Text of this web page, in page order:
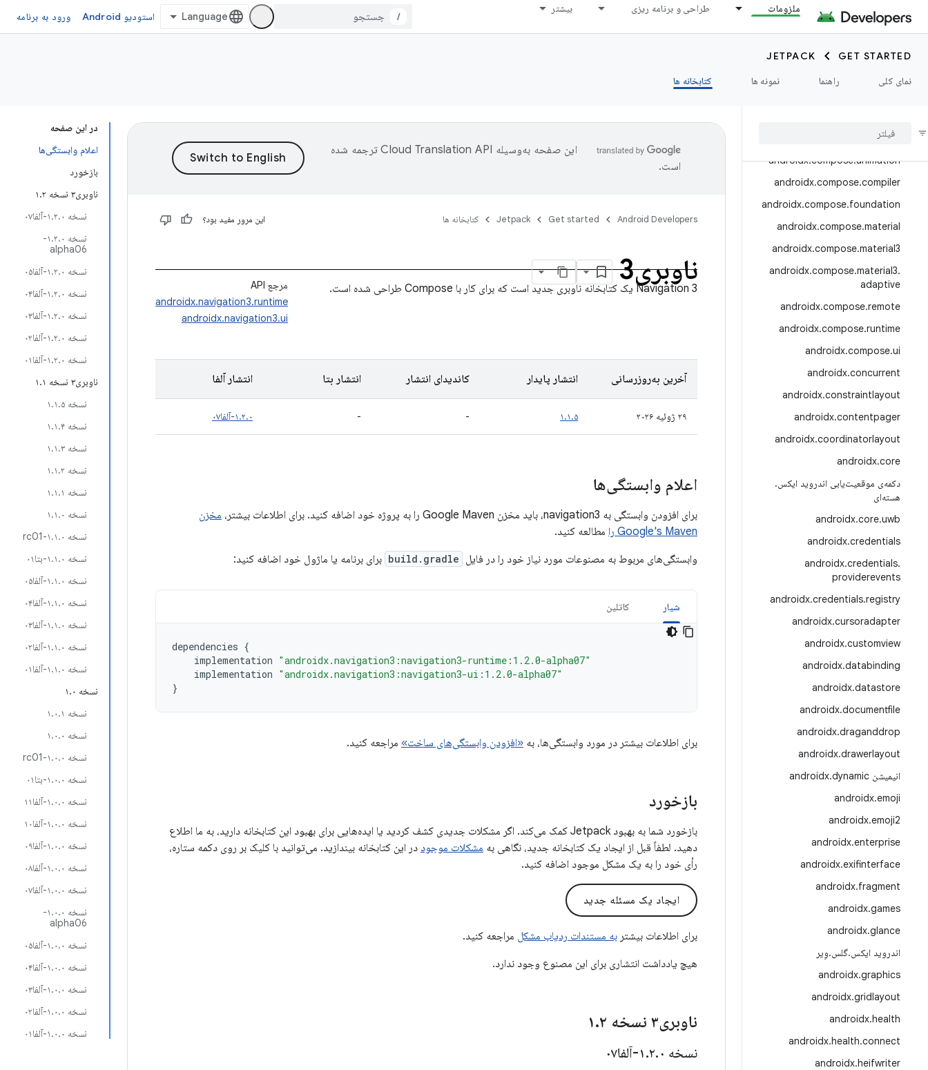
ملزومات طراحی و برنامه ریزی بیشتر
/ استودیو Android ورود به برنامه
GET STARTED
JETPACK
نمای کلی
راهنما نمونه ها کتابخانه ها
androidx.camera.media3
androidx.camera.viewfinder
androidx.car
compose
androidx.compose.animation
androidx.compose.compiler
androidx.compose.foundation
androidx.compose.material
androidx.compose.material3
androidx.compose.material3.
adaptive
androidx.compose.remote
androidx.compose.runtime
androidx.compose.ui
androidx.concurrent
androidx.constraintlayout
androidx.contentpager
androidx.coordinatorlayout
androidx.core
دکمه‌ی موقعیت‌یابی اندروید ایکس.
هسته‌ای
androidx.core.uwb
androidx.credentials
androidx.credentials.
providerevents
androidx.credentials.registry
androidx.cursoradapter
androidx.customview
androidx.databinding
androidx.datastore
androidx.documentfile
androidx.draganddrop
androidx.drawerlayout
انیمیشن androidx
.dynamic
androidx.emoji
androidx.emoji2
androidx.enterprise
androidx.exifinterface
androidx.fragment
androidx.games
androidx.glance
اندروید ایکس.گلس.وِیر
androidx.graphics
androidx.gridlayout
androidx.health
androidx.health.connect
androidx.heifwriter
در این صفحه
اعلام وابستگی‌ها
بازخورد
ناوبری۳ نسخه ۱.۲
نسخه ۱.۲.۰-آلفا۰۷
نسخه ۱.۲.۰-
alpha06
نسخه ۱.۲.۰-آلفا۰۵
نسخه ۱.۲.۰-آلفا۰۴
نسخه ۱.۲.۰-آلفا۰۳
نسخه ۱.۲.۰-آلفا۰۲
نسخه ۱.۲.۰-آلفا۰۱
ناوبری۳ نسخه ۱.۱
نسخه ۱.۱.۵
نسخه ۱.۱.۴
نسخه ۱.۱.۳
نسخه ۱.۱.۲
نسخه ۱.۱.۱
نسخه ۱.۱.۰
نسخه ۱.۱.۰-rc01
نسخه ۱.۱.۰-بتا۰۱
نسخه ۱.۱.۰-آلفا۰۵
نسخه ۱.۱.۰-آلفا۰۴
نسخه ۱.۱.۰-آلفا۰۳
نسخه ۱.۱.۰-آلفا۰۲
نسخه ۱.۱.۰-آلفا۰۱
نسخه ۱.۰
نسخه ۱.۰.۱
نسخه ۱.۰.۰
نسخه ۱.۰.۰-rc01
نسخه ۱.۰.۰-بتا۰۱
نسخه ۱.۰.۰-آلفا۱۱
نسخه ۱.۰.۰-آلفا۱۰
نسخه ۱.۰.۰-آلفا۰۹
نسخه ۱.۰.۰-آلفا۰۸
نسخه ۱.۰.۰-آلفا۰۷
نسخه ۱.۰.۰-
alpha06
نسخه ۱.۰.۰-آلفا۰۵
نسخه ۱.۰.۰-آلفا۰۴
نسخه ۱.۰.۰-آلفا۰۳
نسخه ۱.۰.۰-آلفا۰۲
نسخه ۱.۰.۰-آلفا۰۱
این صفحه به‌وسیله
ترجمه شده
است.
Android Developers
Get started
Jetpack کتابخانه ها این مرور مفید بود؟
ناوبری3
مرجع API
androidx.navigation3.runtime
androidx.navigation3.ui
Navigation 3 یک کتابخانه ناوبری جدید است که برای کار با Compose طراحی شده است.
آخرین به‌روزرسانی انتشار پایدار کاندیدای انتشار انتشار بتا انتشار آلفا
۲۹ ژوئیه ۲۰۲۶ ۱.۱.۵ -
- ۱.۲.۰-آلفا۰۷
اعلام وابستگی‌ها
برای افزودن وابستگی به navigation3، باید مخزن Google Maven را به پروژه خود اضافه کنید. برای اطلاعات بیشتر،
مخزن
Google's Maven را
مطالعه کنید.
وابستگی‌های مربوط به مصنوعات مورد نیاز خود را در فایل build.gradle برای برنامه یا ماژول خود اضافه کنید:
شیار کاتلین
dependencies {
implementation "androidx.navigation3:navigation3-runtime:1.2.0-alpha07"
implementation "androidx.navigation3:navigation3-ui:1.2.0-alpha07"
}
برای اطلاعات بیشتر در مورد وابستگی‌ها، به «افزودن وابستگی‌های ساخت» مراجعه کنید.
بازخورد
بازخورد شما به بهبود Jetpack کمک می‌کند. اگر مشکلات جدیدی کشف کردید یا ایده‌هایی برای بهبود این کتابخانه دارید، به ما اطلاع
دهید. لطفاً قبل از ایجاد یک کتابخانه جدید، نگاهی به مشکلات موجود در این کتابخانه بیندازید. می‌توانید با کلیک بر روی دکمه ستاره،
رأی خود را به یک مشکل موجود اضافه کنید.
ایجاد یک مسئله جدید
برای اطلاعات بیشتر به مستندات ردیاب مشکل مراجعه کنید.
هیچ یادداشت انتشاری برای این مصنوع وجود ندارد.
ناوبری۳ نسخه ۱ .۲
نسخه ۱ .۲.۰-آلفا۰۷